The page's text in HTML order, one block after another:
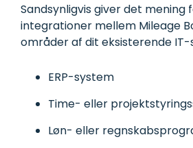
Sandsynligvis giver det mening
integrationer mellem Mileage
områder af dit eksisterende IT-
ERP-system
Time- eller
Løn- eller